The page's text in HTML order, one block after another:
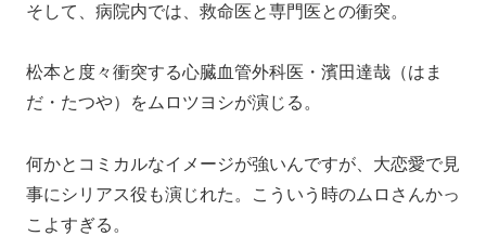
そして、病院内では、救命医と専門医との衝突。
松本と度々衝突する心臓血管外科医・濱田達哉（はま
だ・たつや）をムロツヨシが演じる。
何かとコミカルなイメージが強いんですが、大恋愛で見
事にシリアス役も演じれた。こういう時のムロさんかっ
こよすぎる。